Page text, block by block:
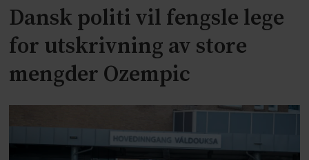
Dansk politi vil fengsle lege
for utskrivning av store
mengder Ozempic